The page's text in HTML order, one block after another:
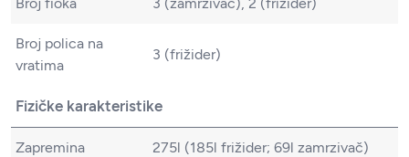
Broj polica na
vratima
3 (frižider)
Fizičke karakteristike
Zapremina 275l (185l frižider; 69l zamrzivač)